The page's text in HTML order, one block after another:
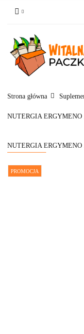
Strona główna
NUTERGIA ERGYMENO
NUTERGIA ERGYMENO
PROMOCJA